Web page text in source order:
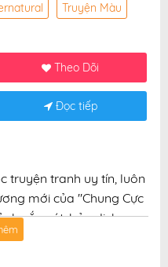
Truyện Màu
Theo Dõi
Đọc tiếp
truyện tranh uy tín, luôn
mới của "Chung Cực
sắc nét, bản dịch
mang đến trải nghiệm
toàn miễn phí cho